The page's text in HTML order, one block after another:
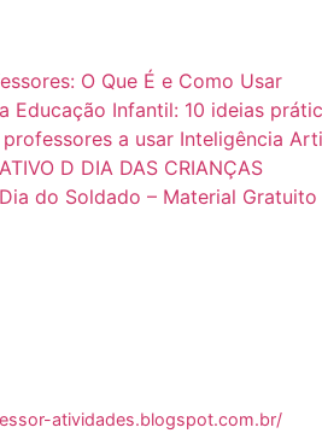
O Que É e Como Usar
Educação Infantil: 10 ideias
a usar Inteligência
D DIA DAS CRIANÇAS
do Soldado – Material Gratuito
atividades.blogspot.com.br/